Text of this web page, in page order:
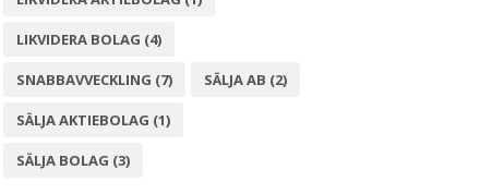
LIKVIDERA BOLAG (4)
SNABBAVVECKLING (7) SÄLJA AB (2)
SÄLJA AKTIEBOLAG (1)
SÄLJA BOLAG (3)